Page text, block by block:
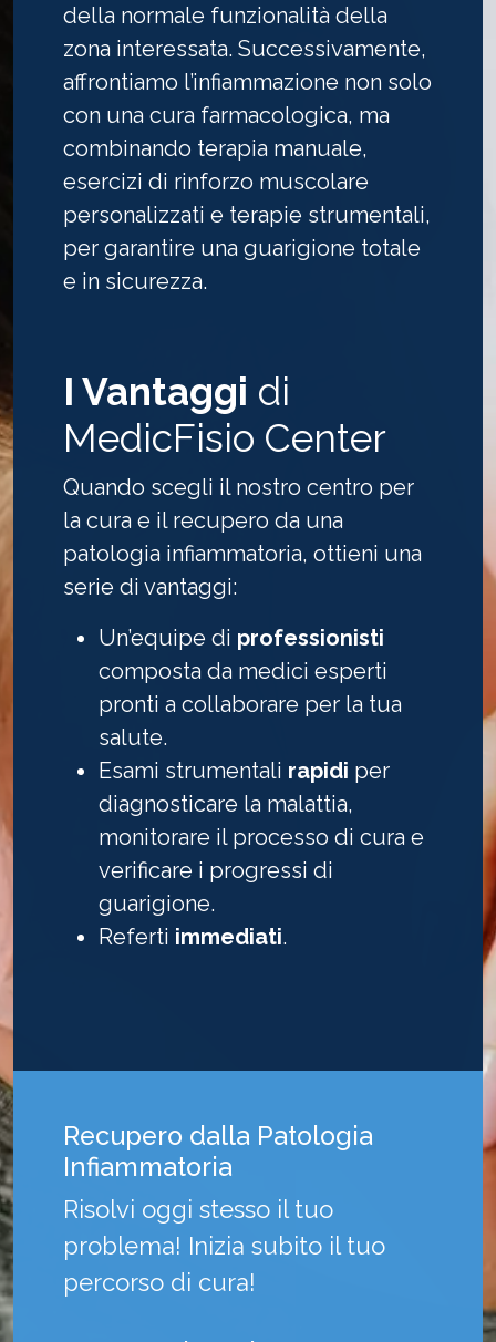
della normale funzionalità della
zona interessata. Successivamente,
affrontiamo l’infiammazione non solo
con una cura farmacologica, ma
combinando terapia manuale,
esercizi di rinforzo muscolare
personalizzati e terapie strumentali,
per garantire una guarigione totale
e in sicurezza.
I Vantaggi di
MedicFisio Center
Quando scegli il nostro centro per
la cura e il recupero da una
patologia infiammatoria, ottieni una
serie di vantaggi:
Un’equipe di professionisti
composta da medici esperti
pronti a collaborare per la tua
salute.
Esami strumentali rapidi per
diagnosticare la malattia,
monitorare il processo di cura e
verificare i progressi di
guarigione.
Referti immediati.
Recupero dalla Patologia
Infiammatoria
Risolvi oggi stesso il tuo
problema! Inizia subito il tuo
percorso di cura!